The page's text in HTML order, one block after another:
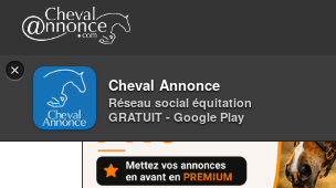
×
Cheval Annonce
Réseau social équitation
GRATUIT - Google Play